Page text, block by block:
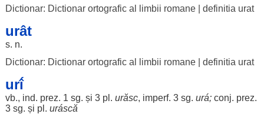
Dictionar: Dictionar ortografic al limbii romane| definitia urat
urât
s. n.
Dictionar: Dictionar ortografic al limbii romane| definitia urat
urî́
vb., ind. prez. 1 sg. și 3 pl. urăsc, imperf. 3 sg. urá;conj. prez.
3 sg. și pl. uráscă